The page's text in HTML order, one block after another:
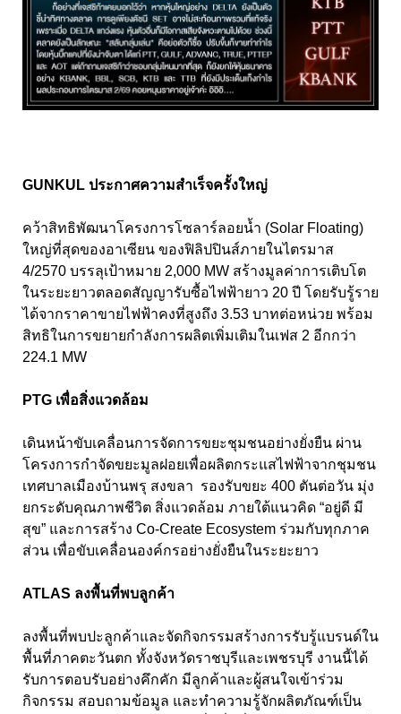
GUNKUL ประกาศความสำเร็จครั้งใหญ่
คว้าสิทธิพัฒนาโครงการโซลาร์ลอยน้ำ (Solar Floating)
ใหญ่ที่สุดของอาเซียน ของฟิลิปปินส์ภายในไตรมาส
4/2570 บรรลุเป้าหมาย 2,000 MW สร้างมูลค่าการเติบโต
ในระยะยาวตลอดสัญญารับซื้อไฟฟ้ายาว 20 ปี โดยรับรู้ราย
ได้จากราคาขายไฟฟ้าคงที่สูงถึง 3.53 บาทต่อหน่วย พร้อม
สิทธิในการขยายกำลังการผลิตเพิ่มเติมในเฟส 2 อีกกว่า
224.1 MW
PTG เพื่อสิ่งแวดล้อม
เดินหน้าขับเคลื่อนการจัดการขยะชุมชนอย่างยั่งยืน ผ่าน
โครงการกำจัดขยะมูลฝอยเพื่อผลิตกระแสไฟฟ้าจากชุมชน
เทศบาลเมืองบ้านพรุ สงขลา รองรับขยะ 400 ตันต่อวัน มุ่ง
ยกระดับคุณภาพชีวิต สิ่งแวดล้อม ภายใต้แนวคิด “อยู่ดี มี
สุข” และการสร้าง Co-Create Ecosystem ร่วมกับทุกภาค
ส่วน เพื่อขับเคลื่อนองค์กรอย่างยั่งยืนในระยะยาว
ATLAS ลงพื้นที่พบลูกค้า
ลงพื้นที่พบปะลูกค้าและจัดกิจกรรมสร้างการรับรู้แบรนด์ใน
พื้นที่ภาคตะวันตก ทั้งจังหวัดราชบุรีและเพชรบุรี งานนี้ได้
รับการตอบรับอย่างคึกคัก มีลูกค้าและผู้สนใจเข้าร่วม
กิจกรรม สอบถามข้อมูล และทำความรู้จักผลิตภัณฑ์เป็น